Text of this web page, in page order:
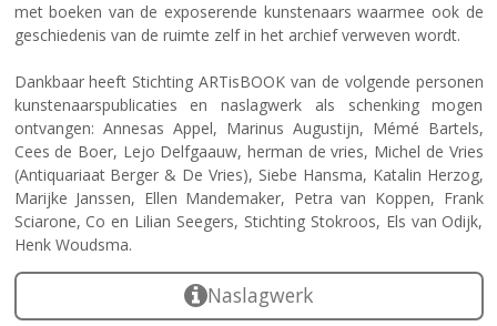
met boeken van de exposerende kunstenaars waarmee ook de
geschiedenis van de ruimte zelf in het archief verweven wordt.
Dankbaar heeft Stichting ARTisBOOK van de volgende personen
kunstenaarspublicaties en naslagwerk als schenking mogen
ontvangen: Annesas Appel, Marinus Augustijn, Mémé Bartels,
Cees de Boer, Lejo Delfgaauw, herman de vries, Michel de Vries
(Antiquariaat Berger & De Vries), Siebe Hansma, Katalin Herzog,
Marijke Janssen, Ellen Mandemaker, Petra van Koppen, Frank
Sciarone, Co en Lilian Seegers, Stichting Stokroos, Els van Odijk,
Henk Woudsma.
Naslagwerk